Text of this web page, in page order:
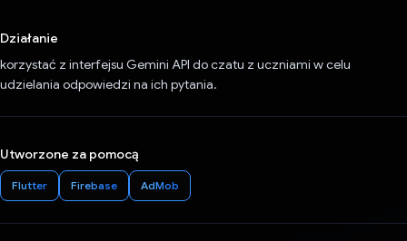
Działanie
korzystać z interfejsu Gemini API do czatu z uczniami w celu
udzielania odpowiedzi na ich pytania.
Utworzone za pomocą
Flutter Firebase AdMob